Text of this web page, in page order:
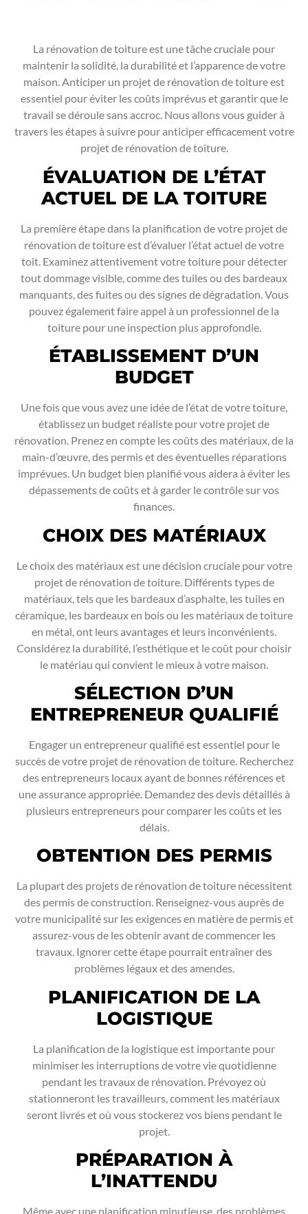
La rénovation de toiture est une tâche cruciale pour
maintenir la solidité, la durabilité et l’apparence de votre
maison. Anticiper un projet de rénovation de toiture est
essentiel pour éviter les coûts imprévus et garantir que le
travail se déroule sans accroc. Nous allons vous guider à
travers les étapes à suivre pour anticiper efficacement votre
projet de rénovation de toiture.
ÉVALUATION DE L’ÉTAT
ACTUEL DE LA TOITURE
La première étape dans la planification de votre projet de
rénovation de toiture est d’évaluer l’état actuel de votre
toit. Examinez attentivement votre toiture pour détecter
tout dommage visible, comme des tuiles ou des bardeaux
manquants, des fuites ou des signes de dégradation. Vous
pouvez également faire appel à un professionnel de la
toiture pour une inspection plus approfondie.
ÉTABLISSEMENT D’UN
BUDGET
Une fois que vous avez une idée de l’état de votre toiture,
établissez un budget réaliste pour votre projet de
rénovation. Prenez en compte les coûts des matériaux, de la
main-d’œuvre, des permis et des éventuelles réparations
imprévues. Un budget bien planifié vous aidera à éviter les
dépassements de coûts et à garder le contrôle sur vos
finances.
CHOIX DES MATÉRIAUX
Le choix des matériaux est une décision cruciale pour votre
projet de rénovation de toiture. Différents types de
matériaux, tels que les bardeaux d’asphalte, les tuiles en
céramique, les bardeaux en bois ou les matériaux de toiture
en métal, ont leurs avantages et leurs inconvénients.
Considérez la durabilité, l’esthétique et le coût pour choisir
le matériau qui convient le mieux à votre maison.
SÉLECTION D’UN
ENTREPRENEUR QUALIFIÉ
Engager un entrepreneur qualifié est essentiel pour le
succès de votre projet de rénovation de toiture. Recherchez
des entrepreneurs locaux ayant de bonnes références et
une assurance appropriée. Demandez des devis détaillés à
plusieurs entrepreneurs pour comparer les coûts et les
délais.
OBTENTION DES PERMIS
La plupart des projets de rénovation de toiture nécessitent
des permis de construction. Renseignez-vous auprès de
votre municipalité sur les exigences en matière de permis et
assurez-vous de les obtenir avant de commencer les
travaux. Ignorer cette étape pourrait entraîner des
problèmes légaux et des amendes.
PLANIFICATION DE LA
LOGISTIQUE
La planification de la logistique est importante pour
minimiser les interruptions de votre vie quotidienne
pendant les travaux de rénovation. Prévoyez où
stationneront les travailleurs, comment les matériaux
seront livrés et où vous stockerez vos biens pendant le
projet.
PRÉPARATION À
L’INATTENDU
Même avec une planification minutieuse, des problèmes